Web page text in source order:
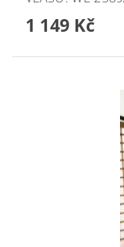
1 149 Kč